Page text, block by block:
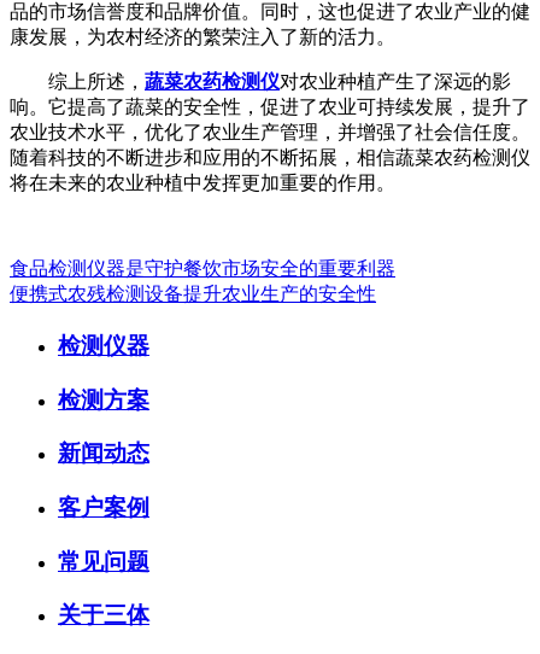
品的市场信誉度和品牌价值。同时，这也促进了农业产业的健
康发展，为农村经济的繁荣注入了新的活力。
综上所述， 蔬菜农药检测仪对农业种植产生了深远的影
响。它提高了蔬菜的安全性，促进了农业可持续发展，提升了
农业技术水平，优化了农业生产管理，并增强了社会信任度。
随着科技的不断进步和应用的不断拓展，相信蔬菜农药检测仪
将在未来的农业种植中发挥更加重要的作用。
食品检测仪器是守护餐饮市场安全的重要利器
便携式农残检测设备提升农业生产的安全性
检测仪器
检测方案
新闻动态
客户案例
常见问题
关于三体